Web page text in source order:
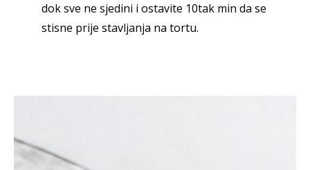
dok sve ne sjedini i ostavite 10tak min da se
stisne prije stavljanja na tortu.